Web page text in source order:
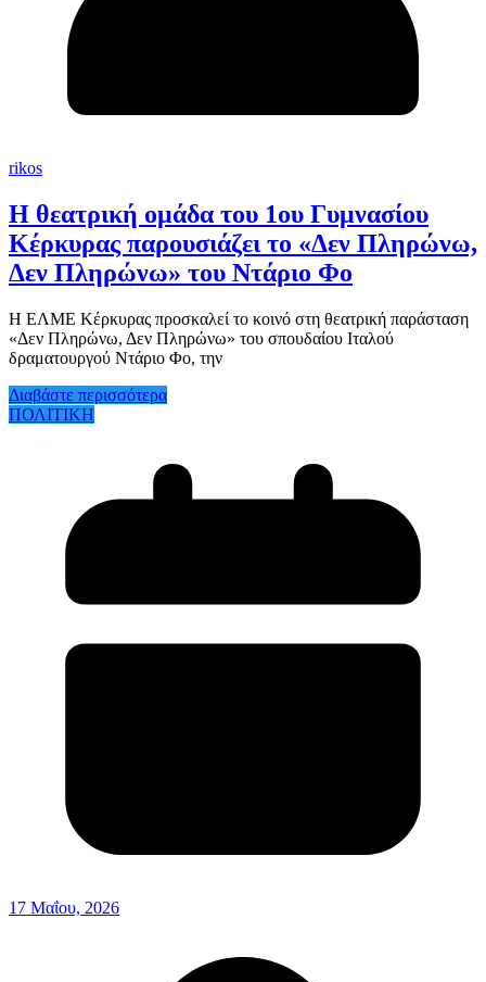
rikos
Η θεατρική ομάδα του 1ου Γυμνασίου
Κέρκυρας παρουσιάζει το «Δεν Πληρώνω,
Δεν Πληρώνω» του Ντάριο Φο
Η ΕΛΜΕ Κέρκυρας προσκαλεί το κοινό στη θεατρική παράσταση
«Δεν Πληρώνω, Δεν Πληρώνω» του σπουδαίου Ιταλού
δραματουργού Ντάριο Φο, την
Διαβάστε περισσότερα
ΠΟΛΙΤΙΚΗ
17 Μαΐου, 2026